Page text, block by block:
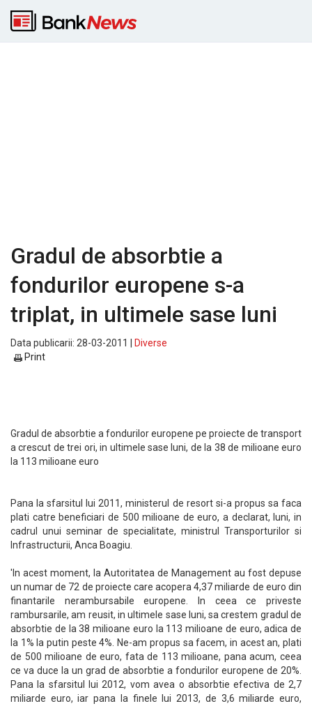
Gradul de absorbtie a
fondurilor europene s-a
triplat, in ultimele sase luni
Data publicarii: 28-03-2011 |
Diverse
Print
Gradul de absorbtie a fondurilor europene pe proiecte de transport
a crescut de trei ori, in ultimele sase luni, de la 38 de milioane euro
la 113 milioane euro
Pana la sfarsitul lui 2011, ministerul de resort si-a propus sa faca
plati catre beneficiari de 500 milioane de euro, a declarat, luni, in
cadrul unui seminar de specialitate, ministrul Transporturilor si
Infrastructurii, Anca Boagiu.
'In acest moment, la Autoritatea de Management au fost depuse
un numar de 72 de proiecte care acopera 4,37 miliarde de euro din
finantarile nerambursabile europene. In ceea ce priveste
rambursarile, am reusit, in ultimele sase luni, sa crestem gradul de
absorbtie de la 38 milioane euro la 113 milioane de euro, adica de
la 1% la putin peste 4%. Ne-am propus sa facem, in acest an, plati
de 500 milioane de euro, fata de 113 milioane, pana acum, ceea
ce va duce la un grad de absorbtie a fondurilor europene de 20%.
Pana la sfarsitul lui 2012, vom avea o absorbtie efectiva de 2,7
miliarde euro, iar pana la finele lui 2013, de 3,6 miliarde euro,